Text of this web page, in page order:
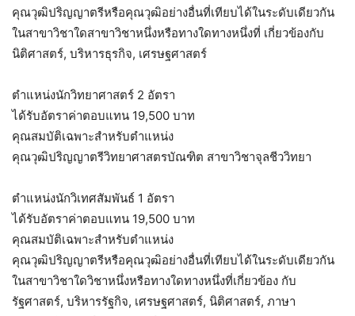
คุณวุฒิปริญญาตรีหรือคุณวุฒิอย่างอื่นที่เทียบได้ในระดับเดียวกัน
ในสาขาวิชาใดสาขาวิชาหนึ่งหรือทางใดทางหนึ่งที่ เกี่ยวข้องกับ
นิติศาสตร์, บริหารธุรกิจ, เศรษฐศาสตร์
ตำแหน่งนักวิทยาศาสตร์ 2 อัตรา
ได้รับอัตราค่าตอบแทน 19,500 บาท
คุณสมบัติเฉพาะสำหรับตำแหน่ง
คุณวุฒิปริญญาตรีวิทยาศาสตรบัณฑิต สาขาวิชาจุลชีววิทยา
ตำแหน่งนักวิเทศสัมพันธ์ 1 อัตรา
ได้รับอัตราค่าตอบแทน 19,500 บาท
คุณสมบัติเฉพาะสำหรับตำแหน่ง
คุณวุฒิปริญญาตรีหรือคุณวุฒิอย่างอื่นที่เทียบได้ในระดับเดียวกัน
ในสาขาวิชาใดวิชาหนึ่งหรือทางใดทางหนึ่งที่เกี่ยวข้อง กับ
รัฐศาสตร์, บริหารรัฐกิจ, เศรษฐศาสตร์, นิติศาสตร์, ภาษา